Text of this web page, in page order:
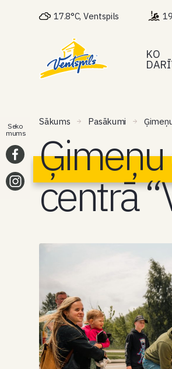
17.8°C, Ventspils
KO
Sākums Pasākumi
centrā
Seko
mums